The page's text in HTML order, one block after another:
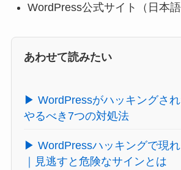
WordPress公式サイト（日本語
あわせて読みたい
▶ WordPressがハッキングさ
やるべき7つの対処法
▶ WordPressハッキングで現
｜見逃すと危険なサインとは